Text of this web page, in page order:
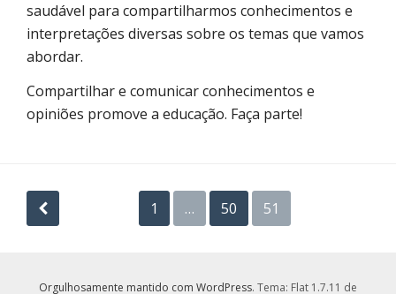
saudável para compartilharmos conhecimentos e
interpretações diversas sobre os temas que vamos
abordar.
Compartilhar e comunicar conhecimentos e
opiniões promove a educação. Faça parte!
Navegação
por
1 … 50 51
Orgulhosamente mantido com WordPress. Tema: Flat 1.7.11 de